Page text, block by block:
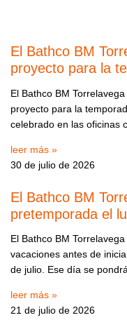
El Bathco BM
proyecto para la
El Bathco BM
proyecto para la
celebrado en las oficinas
leer más »
30 de julio de 2026
El Bathco BM
pretemporada el
El Bathco BM
vacaciones antes de
de julio. Ese día se
leer más »
21 de julio de 2026